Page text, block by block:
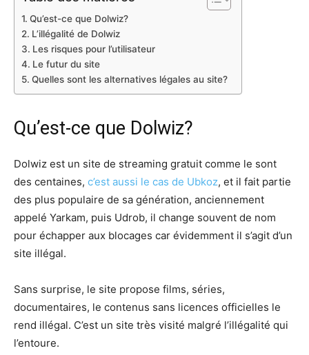
Qu’est-ce que Dolwiz?
L’illégalité de Dolwiz
Les risques pour l’utilisateur
Le futur du site
Quelles sont les alternatives légales au site?
Qu’est-ce que Dolwiz?
Dolwiz est un site de streaming gratuit comme le sont
des centaines, c’est aussi le cas de Ubkoz, et il fait partie
des plus populaire de sa génération, anciennement
appelé Yarkam, puis Udrob, il change souvent de nom
pour échapper aux blocages car évidemment il s’agit d’un
site illégal.
Sans surprise, le site propose films, séries,
documentaires, le contenus sans licences officielles le
rend illégal. C’est un site très visité malgré l’illégalité qui
l’entoure.